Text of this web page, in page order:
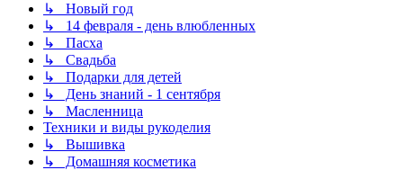
↳ Новый год
↳ 14 февраля - день влюбленных
↳ Пасха
↳ Свадьба
↳ Подарки для детей
↳ День знаний - 1 сентября
↳ Масленница
Техники и виды рукоделия
↳ Вышивка
↳ Домашняя косметика